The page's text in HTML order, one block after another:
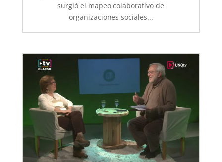
surgió el mapeo colaborativo de
organizaciones sociales...